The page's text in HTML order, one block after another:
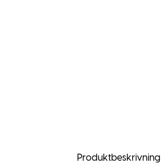
Produktbeskrivning